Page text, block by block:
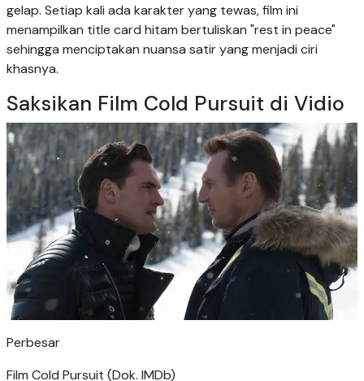
gelap. Setiap kali ada karakter yang tewas, film ini
menampilkan title card hitam bertuliskan "rest in peace"
sehingga menciptakan nuansa satir yang menjadi ciri
khasnya.
Saksikan Film Cold Pursuit di Vidio
Perbesar
Film Cold Pursuit (Dok. IMDb)